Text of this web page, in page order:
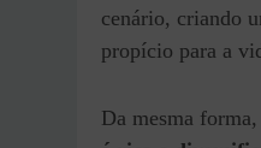
cenário, criando
propício para a
Da mesma forma,